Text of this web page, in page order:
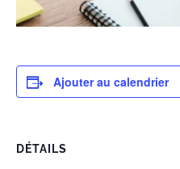
Ajouter au calendrier
DÉTAILS